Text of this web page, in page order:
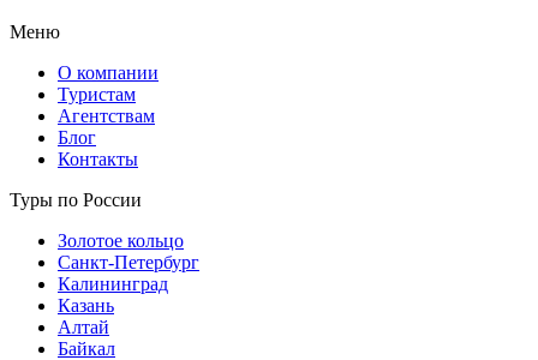
Меню
О компании
Туристам
Агентствам
Блог
Контакты
Туры по России
Золотое кольцо
Санкт-Петербург
Калининград
Казань
Алтай
Байкал